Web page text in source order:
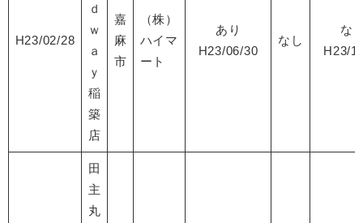
H23/02/28
ｄ
ｗ
ａ
ｙ
稲
築
店
嘉
麻
市
（株）
ハイマ
ート
あり
H23/06/30
なし
な
H23/
田
主
丸